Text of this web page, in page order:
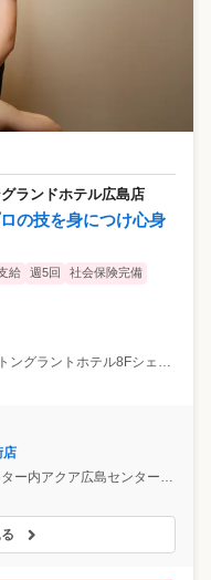
ランドホテル広島店
の技を身につけ心身
給 週5回
社会保険完備
ホテル8Fシェラトンシャインスパ内
店
内アクア広島センター街4F